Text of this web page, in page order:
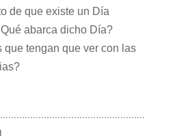
de que existe un Día
abarca dicho Día?
tengan que ver con las